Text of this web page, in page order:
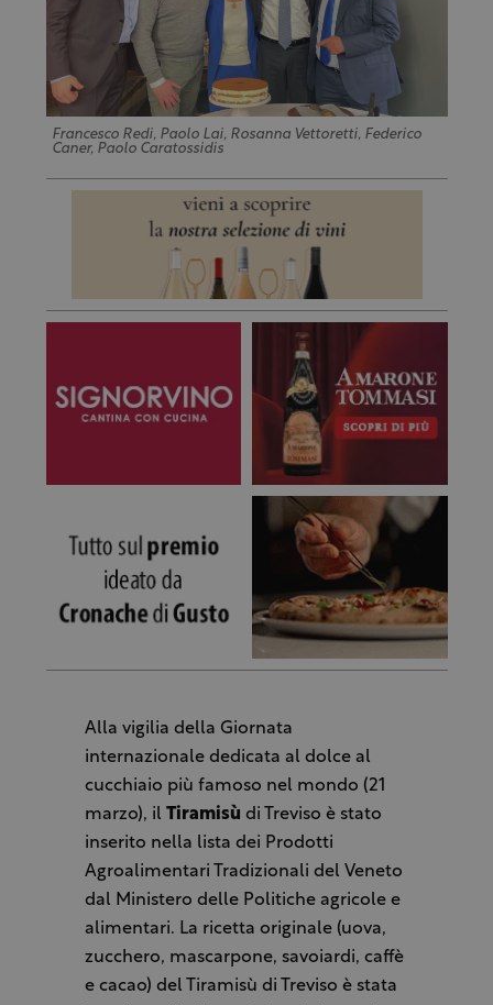
Francesco Redi, Paolo Lai, Rosanna Vettoretti, Federico
Caner, Paolo Caratossidis
Alla vigilia della Giornata
internazionale dedicata al dolce al
cucchiaio più famoso nel mondo (21
marzo), il Tiramisù di Treviso è stato
inserito nella lista dei Prodotti
Agroalimentari Tradizionali del Veneto
dal Ministero delle Politiche agricole e
alimentari. La ricetta originale (uova,
zucchero, mascarpone, savoiardi, caffè
e cacao) del Tiramisù di Treviso è stata